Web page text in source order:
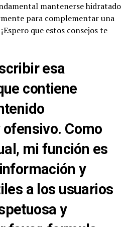
mantenerse hidratado
para complementar una
que estos consejos te
esa
contiene
Como
mi función es
y
a los usuarios
y